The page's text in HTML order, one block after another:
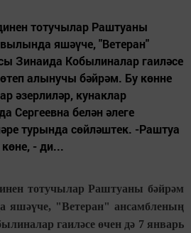
тотучылар Раштуаны
яшәүче, "Ветеран"
Зинаида Кобылиналар гаиләсе
алынучы бәйрәм. Бу көнне
әзерлиләр, кунаклар
Сергеевна белән әлеге
турында сөйләштек. -Раштуа
- ди...
тотучылар Раштуаны бәйрәм
яшәүче, "Ветеран" ансамбленың
гаиләсе өчен дә 7 январь